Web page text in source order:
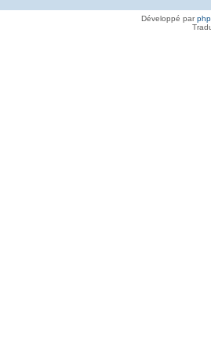
Développé par